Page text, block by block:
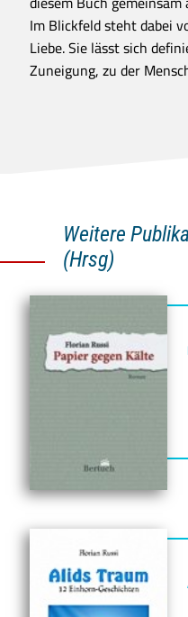
Im Blickfeld steht dabei
Liebe. Sie lässt sich
Zuneigung, zu der
Weitere
(Hrsg)